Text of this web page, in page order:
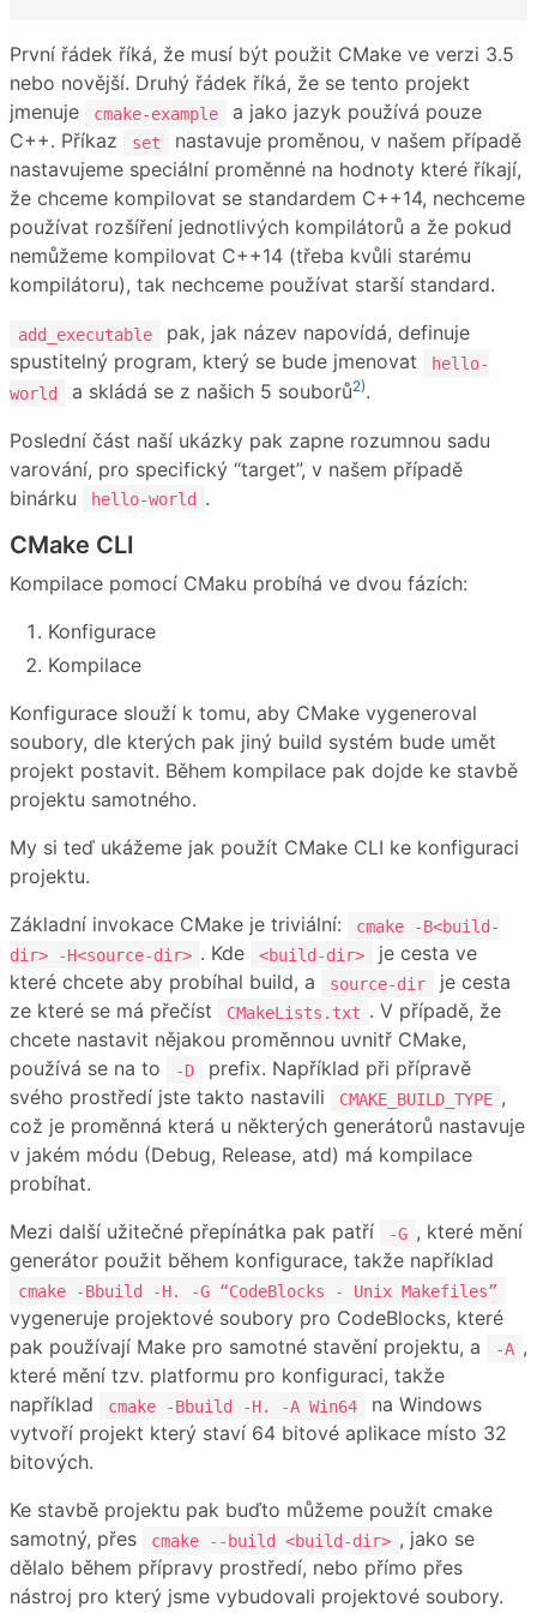
První řádek říká, že musí být použit CMake ve verzi 3.5
nebo novější. Druhý řádek říká, že se tento projekt
jmenuje
cmake-example
a jako jazyk používá pouze
C++. Příkaz
set
nastavuje proměnou, v našem případě
nastavujeme speciální proměnné na hodnoty které říkají,
že chceme kompilovat se standardem C++14, nechceme
používat rozšíření jednotlivých kompilátorů a že pokud
nemůžeme kompilovat C++14 (třeba kvůli starému
kompilátoru), tak nechceme používat starší standard.
add_executable
pak, jak název napovídá, definuje
spustitelný program, který se bude jmenovat
hello-
world
a skládá se z našich 5 souborů2).
Poslední část naší ukázky pak zapne rozumnou sadu
varování, pro specifický “target”, v našem případě
binárku
hello-world .
CMake CLI
Kompilace pomocí CMaku probíhá ve dvou fázích:
Konfigurace
Kompilace
Konfigurace slouží k tomu, aby CMake vygeneroval
soubory, dle kterých pak jiný build systém bude umět
projekt postavit. Během kompilace pak dojde ke stavbě
projektu samotného.
My si teď ukážeme jak použít CMake CLI ke konfiguraci
projektu.
Základní invokace CMake je triviální:
cmake -B<build-
dir> -H<source-dir> . Kde <build-dir>
je cesta ve
které chcete aby probíhal build, a
source-dir
je cesta
ze které se má přečíst
CMakeLists.txt . V případě, že
chcete nastavit nějakou proměnnou uvnitř CMake,
používá se na to
-D
prefix. Například při přípravě
svého prostředí jste takto nastavili
CMAKE_BUILD_TYPE ,
což je proměnná která u některých generátorů nastavuje
v jakém módu (Debug, Release, atd) má kompilace
probíhat.
Mezi další užitečné přepínátka pak patří
-G , které mění
generátor použit během konfigurace, takže například
cmake -Bbuild -H. -G “CodeBlocks - Unix Makefiles”
vygeneruje projektové soubory pro CodeBlocks, které
pak používají Make pro samotné stavění projektu, a
-A ,
které mění tzv. platformu pro konfiguraci, takže
například
cmake -Bbuild -H. -A Win64
na Windows
vytvoří projekt který staví 64 bitové aplikace místo 32
bitových.
Ke stavbě projektu pak buďto můžeme použít cmake
samotný, přes
cmake --build <build-dir> , jako se
dělalo během přípravy prostředí, nebo přímo přes
nástroj pro který jsme vybudovali projektové soubory.